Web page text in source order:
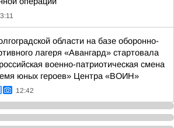
области на базе оборонно-
лагеря «Авангард» стартовала
военно-патриотическая смена
юных героев» Центра «ВОИН»
12:42